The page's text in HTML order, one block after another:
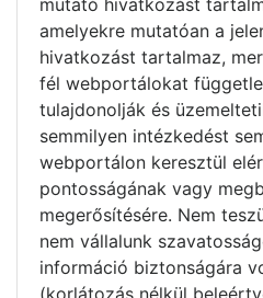
mutató hivatkozást
amelyekre mutatóan a
hivatkozást tartalmaz,
fél webportálokat
tulajdonolják és
semmilyen intézkedést
webportálon keresztül
pontosságának vagy
megerősítésére. Nem
nem vállalunk
információ biztonságára
(korlátozás nélkül